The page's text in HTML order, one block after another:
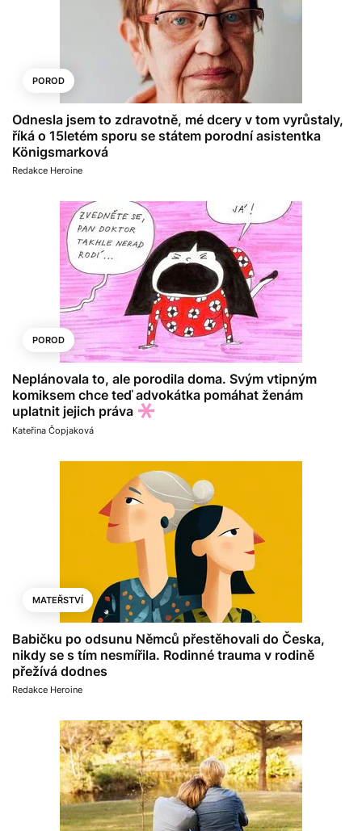
POROD
Odnesla jsem to zdravotně, mé dcery v tom vyrůstaly,
říká o 15letém sporu se státem porodní asistentka
Königsmarková
Redakce Heroine
POROD
Neplánovala to, ale porodila doma. Svým vtipným
komiksem chce teď advokátka pomáhat ženám
uplatnit jejich práva
Kateřina Čopjaková
MATEŘSTVÍ
Babičku po odsunu Němců přestěhovali do Česka,
nikdy se s tím nesmířila. Rodinné trauma v rodině
přežívá dodnes
Redakce Heroine